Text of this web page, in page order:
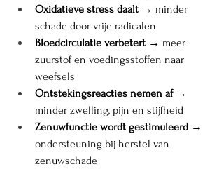
Oxidatieve stress daalt → minder
schade door vrije radicalen
Bloedcirculatie verbetert → meer
zuurstof en voedingsstoffen naar
weefsels
Ontstekingsreacties nemen af →
minder zwelling, pijn en stijfheid
Zenuwfunctie wordt gestimuleerd →
ondersteuning bij herstel van
zenuwschade